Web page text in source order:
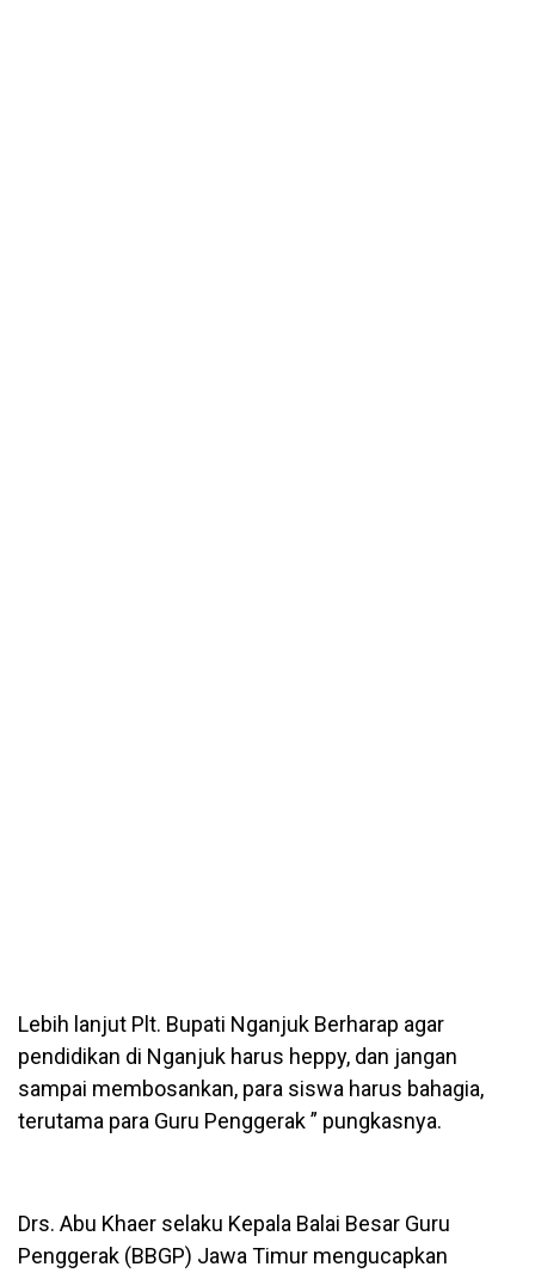
Lebih lanjut Plt. Bupati Nganjuk Berharap agar
pendidikan di Nganjuk harus heppy, dan jangan
sampai membosankan, para siswa harus bahagia,
terutama para Guru Penggerak ” pungkasnya.
Drs. Abu Khaer selaku Kepala Balai Besar Guru
Penggerak (BBGP) Jawa Timur mengucapkan